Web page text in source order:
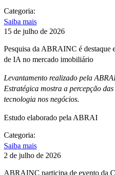
Categoria:
Saiba mais
15 de julho de 2026
Pesquisa da ABRAINC é destaque
de IA no mercado imobiliário
Levantamento realizado pela
Estratégica mostra a percepção
tecnologia nos negócios.
Estudo elaborado pela ABRAI
Categoria:
Saiba mais
2 de julho de 2026
ABRAINC participa de evento da